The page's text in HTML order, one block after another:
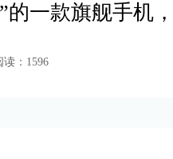
的一款旗舰手机
读：1596